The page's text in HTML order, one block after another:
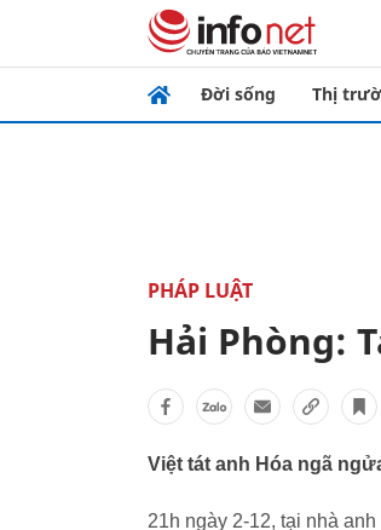
Đời sống Thị
PHÁP LUẬT
Hải Phòng:
Việt tát anh Hóa ngã
21h ngày 2-12, tại nhà